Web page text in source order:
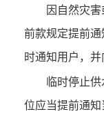
因自然灾
前款规定提前
时通知用户，并
临时停止
位应当提前通知